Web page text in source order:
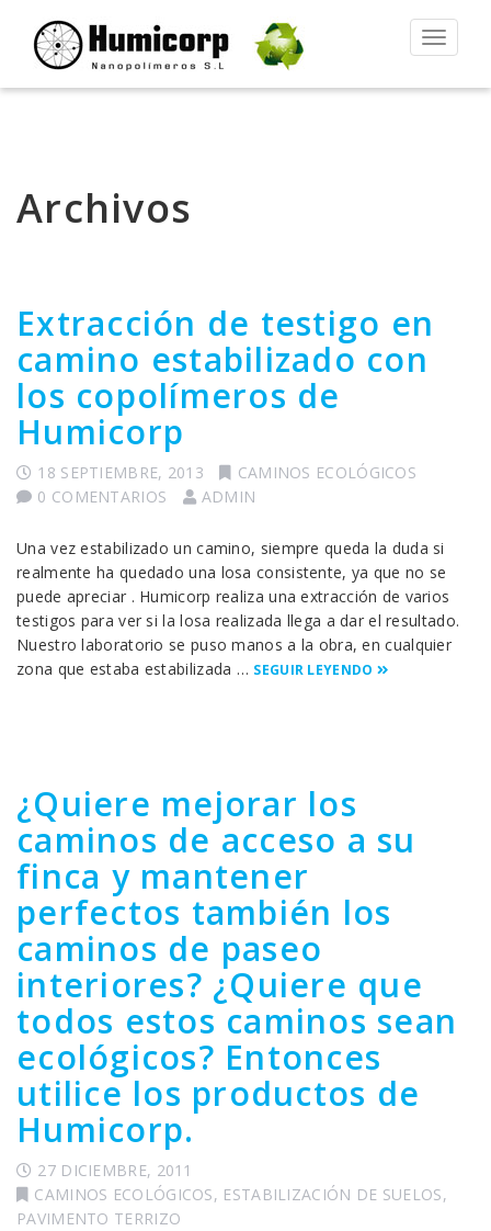
Alternar
Archivos
Extracción de testigo en
camino estabilizado con
los copolímeros de
Humicorp
18 SEPTIEMBRE, 2013
CAMINOS ECOLÓGICOS
0 COMENTARIOS
ADMIN
Una vez estabilizado un camino, siempre queda la duda si
realmente ha quedado una losa consistente, ya que no se
puede apreciar . Humicorp realiza una extracción de varios
testigos para ver si la losa realizada llega a dar el resultado.
Nuestro laboratorio se puso manos a la obra, en cualquier
zona que estaba estabilizada … SEGUIR LEYENDO
¿Quiere mejorar los
caminos de acceso a su
finca y mantener
perfectos también los
caminos de paseo
interiores? ¿Quiere que
todos estos caminos sean
ecológicos? Entonces
utilice los productos de
Humicorp.
27 DICIEMBRE, 2011
CAMINOS ECOLÓGICOS, ESTABILIZACIÓN DE SUELOS,
PAVIMENTO TERRIZO